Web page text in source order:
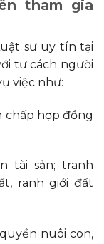
tham gia
sư uy tín tại
tư cách người
việc như:
chấp hợp đồng
tài sản; tranh
ranh giới đất
nuôi con,